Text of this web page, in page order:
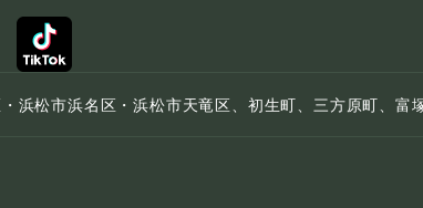
浜松市浜名区・浜松市天竜区、初生町、三方原町、